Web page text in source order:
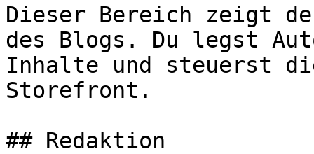
Dieser Bereich zeigt
des Blogs. Du legst
Inhalte und steuerst
Storefront.
## Redaktion